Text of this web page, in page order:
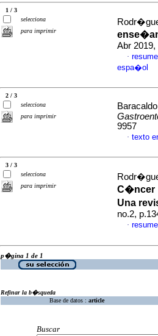
1 / 3
selecciona
para imprimir
Abr 2019,
·
espa�ol
2 / 3
selecciona
para imprimir
9957
· texto
3 / 3
selecciona
para imprimir
C�ncer
Una
no.2,
·
p�gina 1 de 1
Refinar la b�squeda
Base de datos : article
Buscar